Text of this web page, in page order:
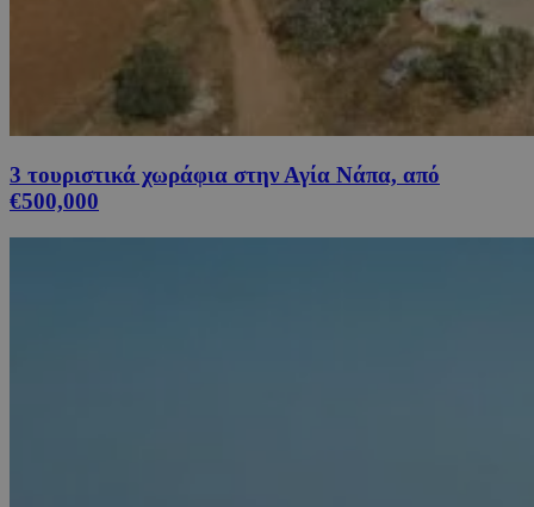
3 τουριστικά χωράφια στην Αγία Νάπα, από
€500,000